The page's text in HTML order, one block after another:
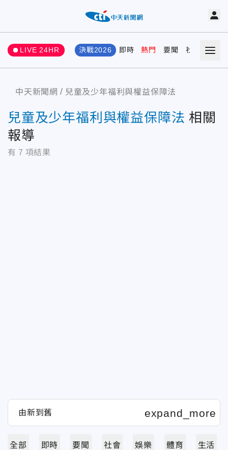
LIVE 24HR 決戰2026 即時 熱門 要聞 社會 娛樂
中天新聞網 兒童及少年福利與權益保障法
兒童及少年福利與權益保障法 相關
報導
有 7 項結果
全部 即時 要聞 社會 娛樂 體育 生活